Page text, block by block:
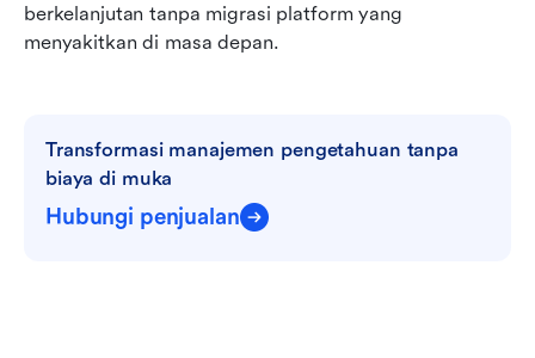
berkelanjutan tanpa migrasi platform yang
menyakitkan di masa depan.
Transformasi manajemen pengetahuan tanpa
biaya di muka
Hubungi penjualan